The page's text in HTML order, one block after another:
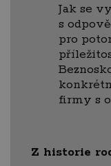
Jak se
s
pro
firmy s
Z historie